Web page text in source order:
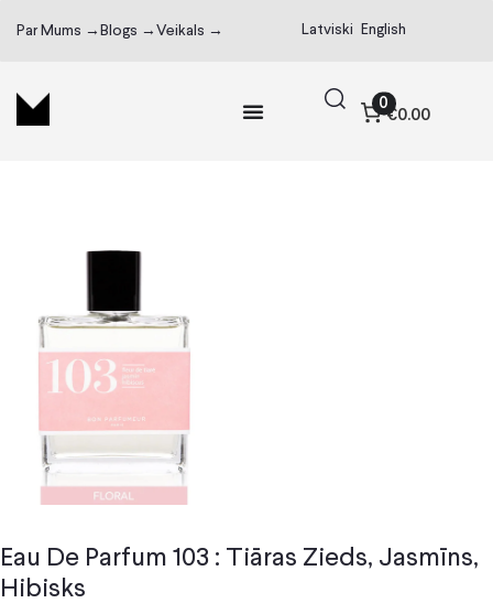
Par Mums → Blogs → Veikals → Latviski English
0
€0.00
Eau De Parfum 103 : Tiāras Zieds, Jasmīns,
Hibisks